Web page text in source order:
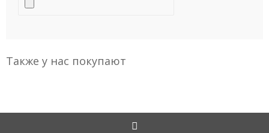
Также у нас покупают